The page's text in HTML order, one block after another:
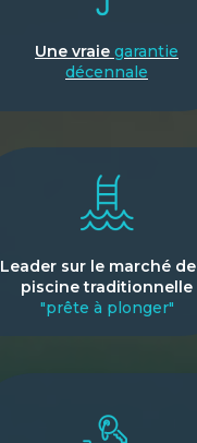
Une vraie garantie
décennale
Leader sur le marché
piscine traditionnelle
"prête à plonger"